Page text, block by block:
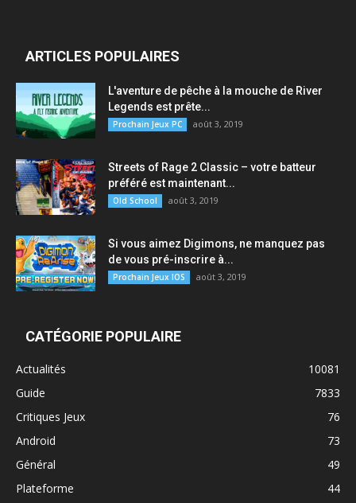
ARTICLES POPULAIRES
L'aventure de pêche à la mouche de River
Legends est prête...
Prochain Jeux PC août 3, 2019
Streets of Rage 2 Classic – votre batteur
préféré est maintenant...
Old School août 3, 2019
Si vous aimez Digimons, ne manquez pas
de vous pré-inscrire à...
Prochain Jeux IOS août 3, 2019
CATÉGORIE POPULAIRE
Actualités
10081
Guide
7833
Critiques Jeux
76
Android
73
Général
49
Plateforme
44